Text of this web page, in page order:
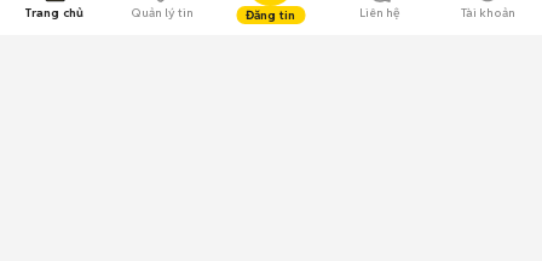
Trang chủ Quản lý tin Đăng tin Liên hệ Tài khoản